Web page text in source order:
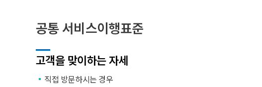
공통 서비스이행표준
고객을 맞이하는 자세
직접 방문하시는 경우